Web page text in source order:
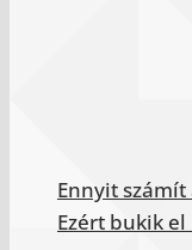
Ennyit
Ezért bukik